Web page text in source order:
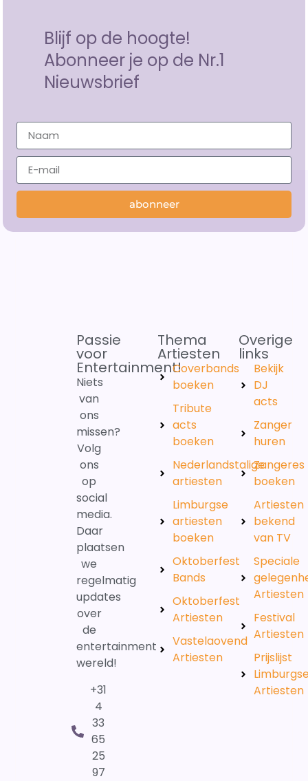
Blijf op de hoogte!
Abonneer je op de Nr.1
Nieuwsbrief
abonneer
Passie
voor
Entertainment!
Niets
van
ons
missen?
Volg
ons
op
social
media.
Daar
plaatsen
we
regelmatig
updates
over
de
entertainment
wereld!
+31
4
33
65
25
97
Thema
Artiesten
Coverbands
boeken
Tribute
acts
boeken
Nederlandstalige
artiesten
Limburgse
artiesten
boeken
Oktoberfest
Bands
Oktoberfest
Artiesten
Vastelaovend
Artiesten
Overige
links
Bekijk
DJ
acts
Zanger
huren
Zangeres
boeken
Artiesten
bekend
van TV
Speciale
Artiesten
Festival
Artiesten
Prijslijst
Artiesten